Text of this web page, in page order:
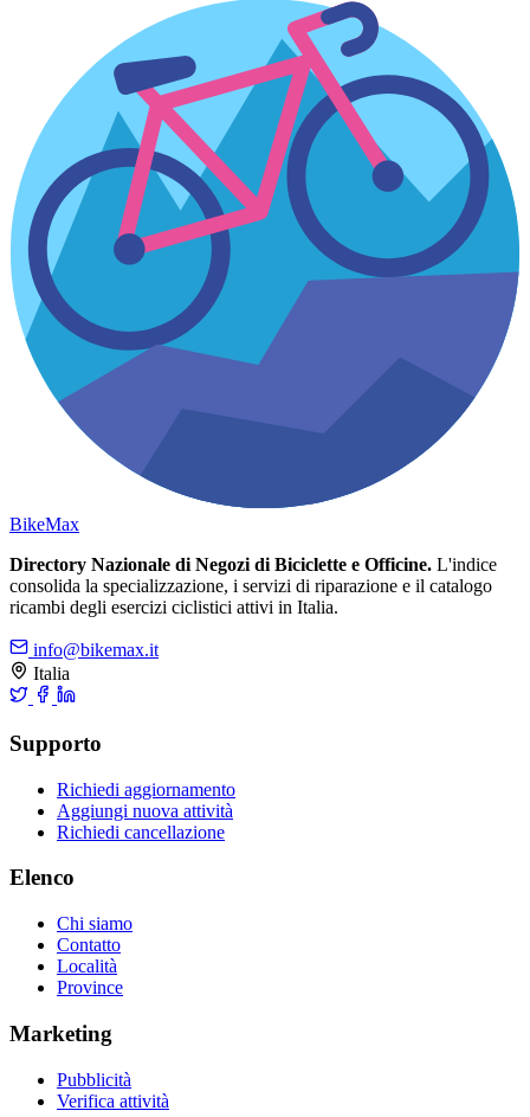
BikeMax
Directory Nazionale di Negozi di Biciclette e Officine. L'indice
consolida la specializzazione, i servizi di riparazione e il catalogo
ricambi degli esercizi ciclistici attivi in Italia.
info@bikemax.it
Italia
Supporto
Richiedi aggiornamento
Aggiungi nuova attività
Richiedi cancellazione
Elenco
Chi siamo
Contatto
Località
Province
Marketing
Pubblicità
Verifica attività